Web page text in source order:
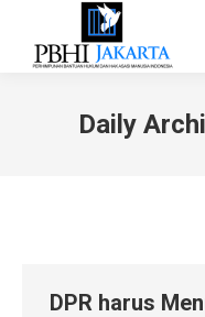
Daily
DPR harus